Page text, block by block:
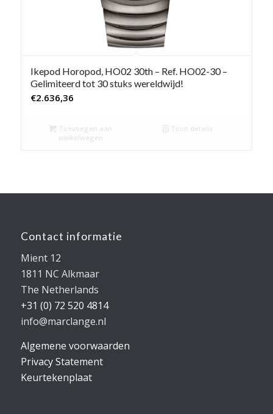
Ikepod Horopod, HO02 30th – Ref. HO02-30 –
Gelimiteerd tot 30 stuks wereldwijd!
€2.636,36
Toevoegen aan
winkelwagen
Toon details
Contact informatie
Mient 12
1811 NC Alkmaar
The Netherlands
+31 (0) 72 520 4814
info@marclange.nl
Algemene voorwaarden
Privacy Statement
Keurtekenplaat